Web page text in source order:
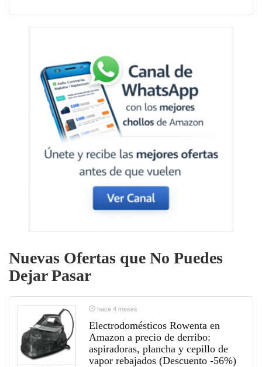
Nuevas Ofertas que No Puedes
Dejar Pasar
hace 4 meses
Electrodomésticos Rowenta en
Amazon a precio de derribo:
aspiradoras, plancha y cepillo de
vapor rebajados (Descuento -56%)